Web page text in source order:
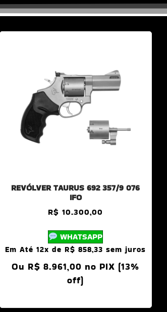
REVÓLVER TAURUS 692 357/9 076
IFO
R$ 10.300,00
WHATSAPP
Em Até 12x deR$ 858,33 sem juros
Ou R$ 8.961,00 no PIX (13%
off)